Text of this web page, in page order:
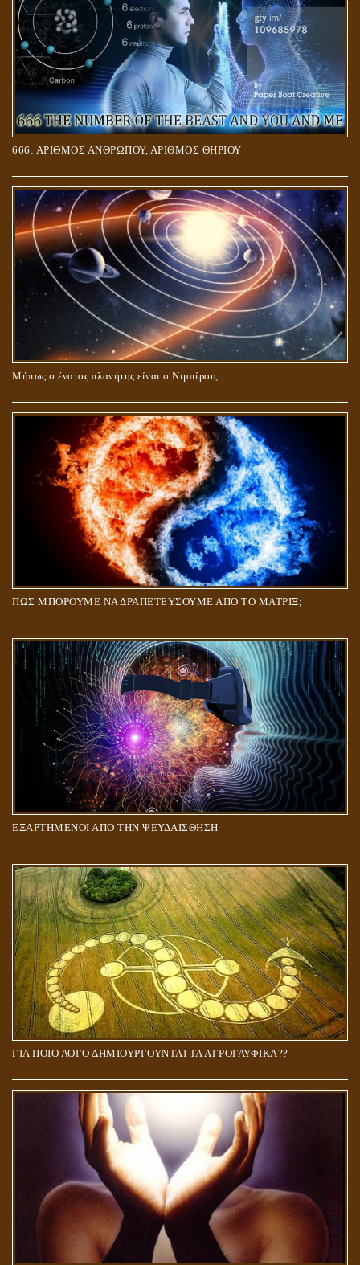
666: ΑΡΙΘΜΟΣ ΑΝΘΡΩΠΟΥ, ΑΡΙΘΜΟΣ ΘΗΡΙΟΥ
Μήπως ο ένατος πλανήτης είναι ο Νιμπίρου;
ΠΩΣ ΜΠΟΡΟΥΜΕ ΝΑ ΔΡΑΠΕΤΕΥΣΟΥΜΕ ΑΠΟ ΤΟ ΜΑΤΡΙΞ;
ΕΞΑΡΤΗΜΕΝΟΙ ΑΠΟ ΤΗΝ ΨΕΥΔΑΙΣΘΗΣΗ
ΓΙΑ ΠΟΙΟ ΛΟΓΟ ΔΗΜΙΟΥΡΓΟΥΝΤΑΙ ΤΑ ΑΓΡΟΓΛΥΦΙΚΑ??